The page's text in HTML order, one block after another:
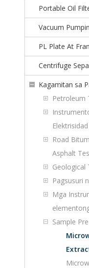
Portable Oil
Vacuum
PL Plate At
Centrifuge
Kagamitan sa
Petroleum
Elektrisidad
Road
Asphalt
Geological
Pagsusuri
Mga
Sample